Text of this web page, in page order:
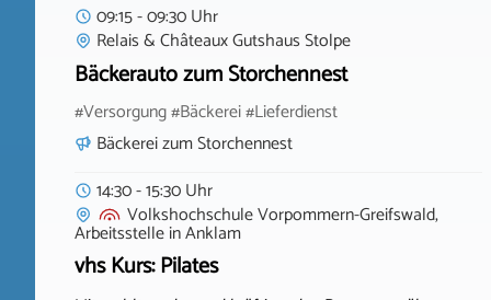
09:15 - 09:30 Uhr
Relais & Châteaux Gutshaus Stolpe
Bäckerauto zum Storchennest
#Versorgung #Bäckerei #Lieferdienst
Bäckerei zum Storchennest
14:30 - 15:30 Uhr
Volkshochschule Vorpommern-Greifswald,
ArbeitsstelleinAnklam
vhs Kurs: Pilates